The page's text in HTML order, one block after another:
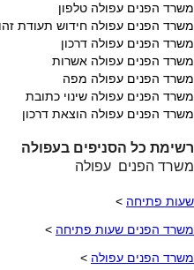
משרד הפנים עפולה טלפון
משרד הפנים עפולה חידוש תעודת
משרד הפנים עפולה דרכון
משרד הפנים עפולה אשרות
משרד הפנים עפולה מפה
משרד הפנים עפולה שינוי כתובת
משרד הפנים עפולה הוצאת דרכון
רשימת כל הסניפים בעפולה
משרד הפנים עפולה
שעות פתיחה >
משרד הפנים שעות פתיחה >
משרד הפנים עפולה >